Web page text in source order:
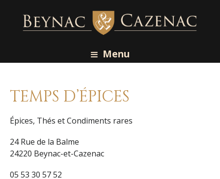
Menu
TEMPS D’ÉPICES
Épices, Thés et Condiments rares
24 Rue de la Balme
24220 Beynac-et-Cazenac
05 53 30 57 52